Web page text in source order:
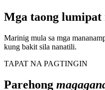
Mga taong lumipat
Marinig mula sa mga
kung bakit sila nanatili.
TAPAT NA PAGTINGIN
Parehong